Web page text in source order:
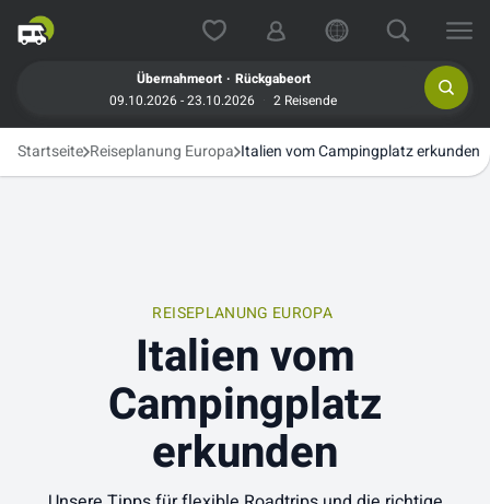
Übernahmeort . Rückgabeort
09.10.2026 - 23.10.2026
2 Reisende
Startseite Reiseplanung Europa Italien vom Campingplatz erkunden
REISEPLANUNG EUROPA
Italien vom
Campingplatz
erkunden